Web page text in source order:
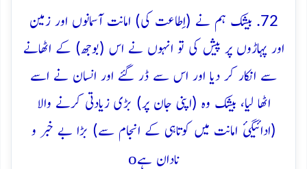
72. بیشک ہم نے (اِطاعت کی) امانت آسمانوں اور زمین
اور پہاڑوں پر پیش کی تو انہوں نے اس (بوجھ) کے اٹھانے
سے انکار کر دیا اور اس سے ڈر گئے اور انسان نے اسے
اٹھا لیا، بیشک وہ (اپنی جان پر) بڑی زیادتی کرنے والا
(ادائیگئ امانت میں کوتاہی کے انجام سے) بڑا بے خبر و
نادان ہےo